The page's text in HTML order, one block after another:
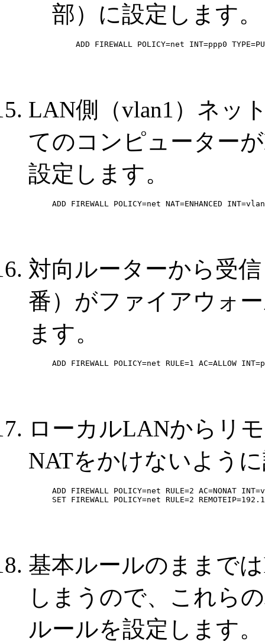
部）に設定します。
ADD FIREWALL POLICY=net INT=ppp0
LAN側（vlan1）ネッ
てのコンピューター
設定します。
ADD FIREWALL POLICY=net NAT=ENHANCED
対向ルーターから受
番）がファイアウォ
ます。
ADD FIREWALL POLICY=net RULE=1 AC=ALLOW
ローカルLANからリ
NATをかけないよう
ADD FIREWALL POLICY=net RULE=2 AC=NONAT
SET FIREWALL POLICY=net RULE=2
基本ルールのままで
しまうので、これら
ルールを設定します。